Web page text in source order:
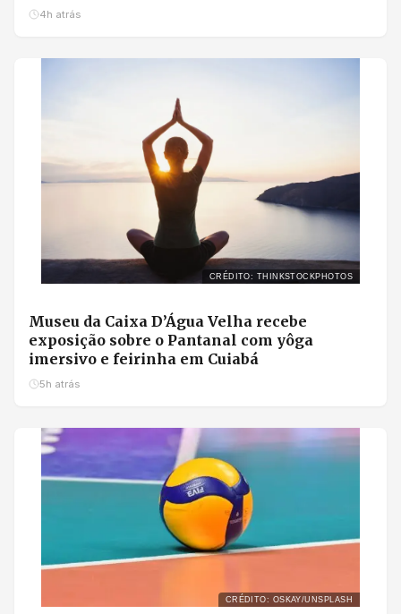
4h atrás
CRÉDITO: THINKSTOCKPHOTOS
Museu da Caixa D’Água Velha recebe
exposição sobre o Pantanal com yôga
imersivo e feirinha em Cuiabá
5h atrás
CRÉDITO: OSKAY/UNSPLASH